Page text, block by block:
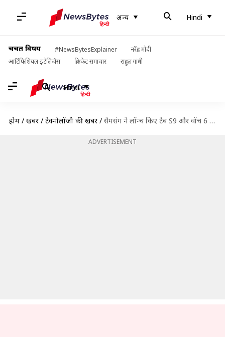
अन्य Hindi
चर्चित विषय #NewsBytesExplainer
नरेंद्र मोदी
आर्टिफिशियल इंटेलिजेंस
क्रिकेट समाचार राहुल गांधी
Hindi
होम / खबरें / टेक्नोलॉजी की खबरें / सैमसंग ने लॉन्च किए टैब S9 और वॉच 6 सीरीज, जानिए कीमत और फीचर्स
ADVERTISEMENT